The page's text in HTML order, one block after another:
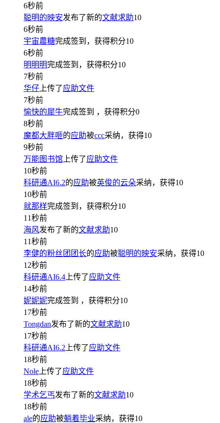
6秒前
聪明的映安发布了新的文献求助10
6秒前
宇宙農糖完成签到，获得积分10
6秒前
明明明完成签到，获得积分10
7秒前
华仔 上传了应助文件
7秒前
愉快的犀牛完成签到 ，获得积分0
8秒前
魔都大胖咂的应助被ccc采纳，获得10
9秒前
万能图书馆 上传了应助文件
10秒前
科研通AI6.2的应助被英俊的云朵采纳，获得10
10秒前
就那样完成签到，获得积分10
11秒前
海风发布了新的文献求助10
11秒前
李健的粉丝团团长的应助被聪明的映安采纳，获得10
12秒前
科研通AI6.4 上传了应助文件
14秒前
妮妮妮完成签到 ，获得积分10
17秒前
Tongdan发布了新的文献求助10
17秒前
科研通AI6.2 上传了应助文件
18秒前
Nole 上传了应助文件
18秒前
学术乞丐发布了新的文献求助10
18秒前
ale的应助被躺着毕业采纳，获得10